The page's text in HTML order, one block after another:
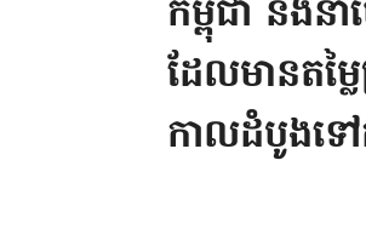
កម្ពុជា នឹងន
ដែលមានតម្
កាលដំបូងទៅ